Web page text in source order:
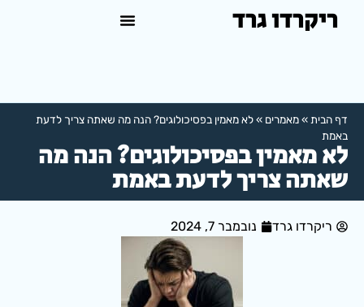
ריקרדו גרד
דף הבית »מאמרים »לא מאמין בפסיכולוגים? הנה מה שאתה צריך לדעת
באמת
לא מאמין בפסיכולוגים? הנה מה
שאתה צריך לדעת באמת
ריקרדו גרד נובמבר 7, 2024